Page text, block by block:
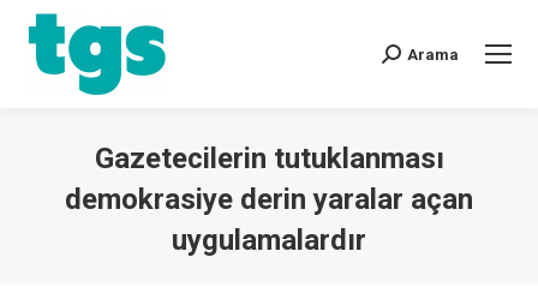
Arama
Gazetecilerin tutuklanması
demokrasiye derin yaralar açan
uygulamalardır